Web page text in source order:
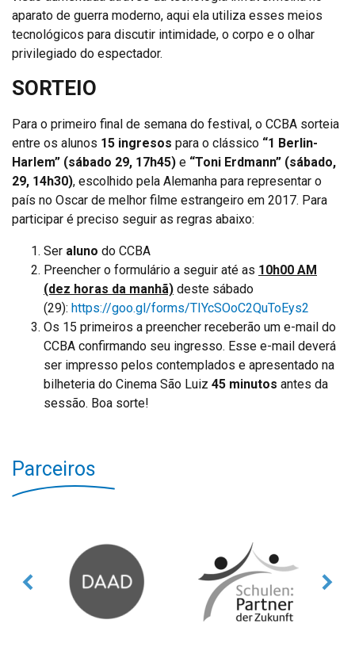
aparato de guerra moderno, aqui ela utiliza esses meios
tecnológicos para discutir intimidade, o corpo e o olhar
privilegiado do espectador.
SORTEIO
Para o primeiro final de semana do festival, o CCBA sorteia
entre os alunos 15 ingresos para o clássico “1 Berlin-
Harlem” (sábado 29, 17h45) e “Toni Erdmann” (sábado,
29, 14h30), escolhido pela Alemanha para representar o
país no Oscar de melhor filme estrangeiro em 2017. Para
participar é preciso seguir as regras abaixo:
Ser aluno do CCBA
Preencher o formulário a seguir até as 10h00 AM
(dez horas da manhã) deste sábado
(29): https://goo.gl/forms/TIYcSOoC2QuToEys2
Os 15 primeiros a preencher receberão um e-mail do
CCBA confirmando seu ingresso. Esse e-mail deverá
ser impresso pelos contemplados e apresentado na
bilheteria do Cinema São Luiz 45 minutos antes da
sessão. Boa sorte!
Parceiros